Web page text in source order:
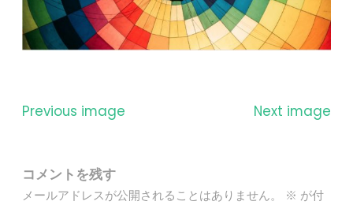
Previous image Next image
コメントを残す
メールアドレスが公開されることはありません。 ※ が付